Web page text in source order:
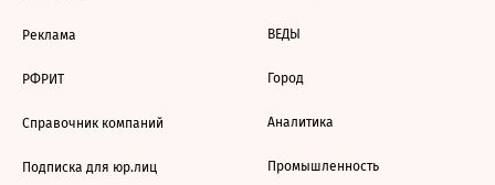
Реклама
РФРИТ
Справочник компаний
Подписка для юр.лиц
ВЕДЫ
Город
Аналитика
Промышленность